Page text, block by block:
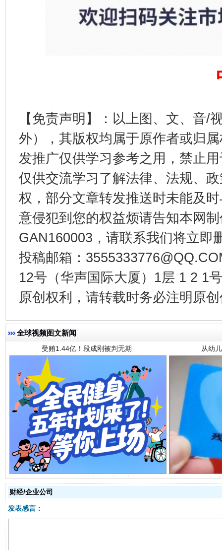
【免责声明】：以上图、文、音/
外），其版权均属于原作者或归
发推广仅供学习参考之用，禁止
仅供交流学习了解法律、法规、
权，部分文章转发推送时未能及
意侵犯到您的权益烦请告知本网
GAN160003，请联系我们将立即
投稿邮箱：
12号（华声国际大厦）1层 1 2 1
原创权利，请转载时务必注明原
全球视频图文新闻
揭开“小金库”的免责幌子
受贿1.44亿！段成刚被判无期
全民健身五年计划来了！等你上场
财经/企业公司
发表感言：